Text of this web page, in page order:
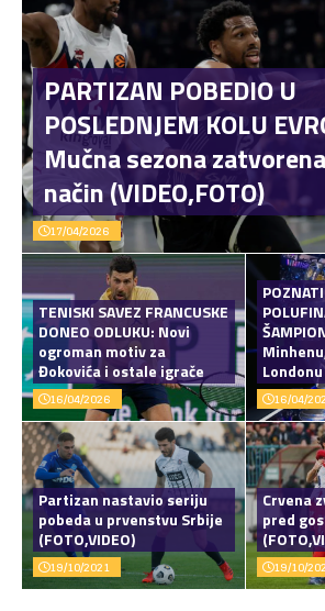
PARTIZAN POBEDIO U
POSLEDNJEM KOLU
Mučna sezona
način (VIDEO,FOTO)
17/04/2026
TENISKI SAVEZ FRANCUSKE
DONEO ODLUKU: Novi
ogroman motiv za
Đokovića i ostale igrače
16/04/2026
Londonu
16/04/
Partizan nastavio seriju
pobeda u prvenstvu Srbije
(FOTO,VIDEO)
19/10/2021
Crvena
pred
19/10/